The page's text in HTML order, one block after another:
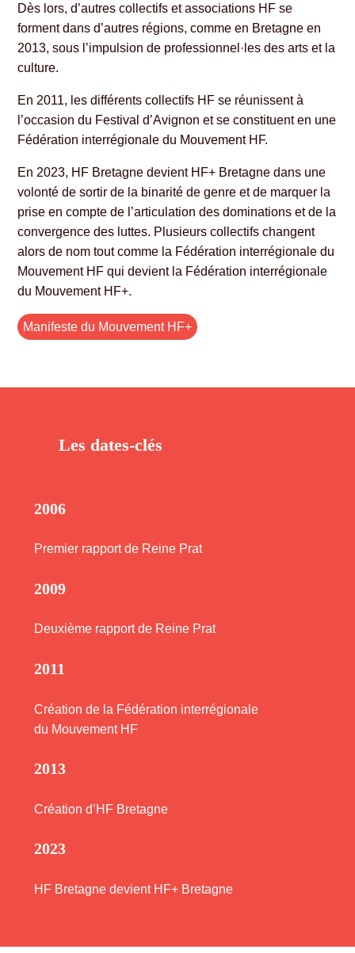
Dès lors, d’autres collectifs et associations HF se
forment dans d’autres régions, comme en Bretagne en
2013, sous l’impulsion de professionnel·les des arts et la
culture.
En 2011, les différents collectifs HF se réunissent à
l’occasion du Festival d’Avignon et se constituent en une
Fédération interrégionale du Mouvement HF.
En 2023, HF Bretagne devient HF+ Bretagne dans une
volonté de sortir de la binarité de genre et de marquer la
prise en compte de l’articulation des dominations et de la
convergence des luttes. Plusieurs collectifs changent
alors de nom tout comme la Fédération interrégionale du
Mouvement HF qui devient la Fédération interrégionale
du Mouvement HF+.
Manifeste du Mouvement HF+
Les dates-clés
2006
Premier rapport de Reine Prat
2009
Deuxième rapport de Reine Prat
2011
Création de la Fédération interrégionale
du Mouvement HF
2013
Création d’HF Bretagne
2023
HF Bretagne devient HF+ Bretagne